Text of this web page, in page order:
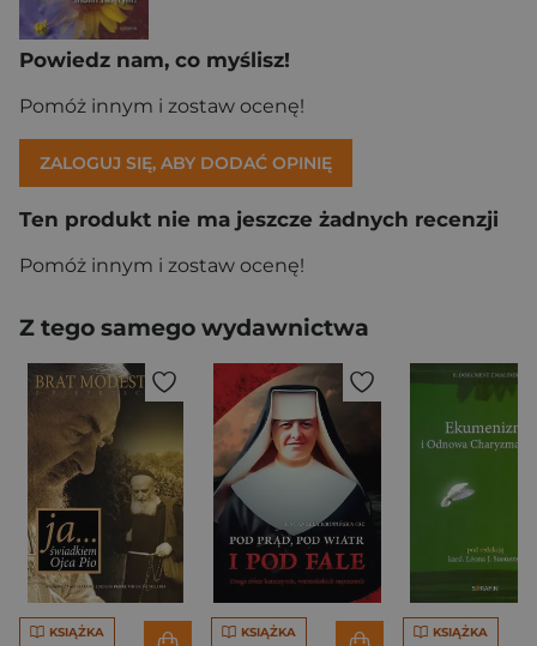
Powiedz nam, co myślisz!
Pomóż innym i zostaw ocenę!
ZALOGUJ SIĘ, ABY DODAĆ OPINIĘ
Ten produkt nie ma jeszcze żadnych recenzji
Pomóż innym i zostaw ocenę!
Z tego samego wydawnictwa
KSIĄŻKA KSIĄŻKA KSIĄŻKA